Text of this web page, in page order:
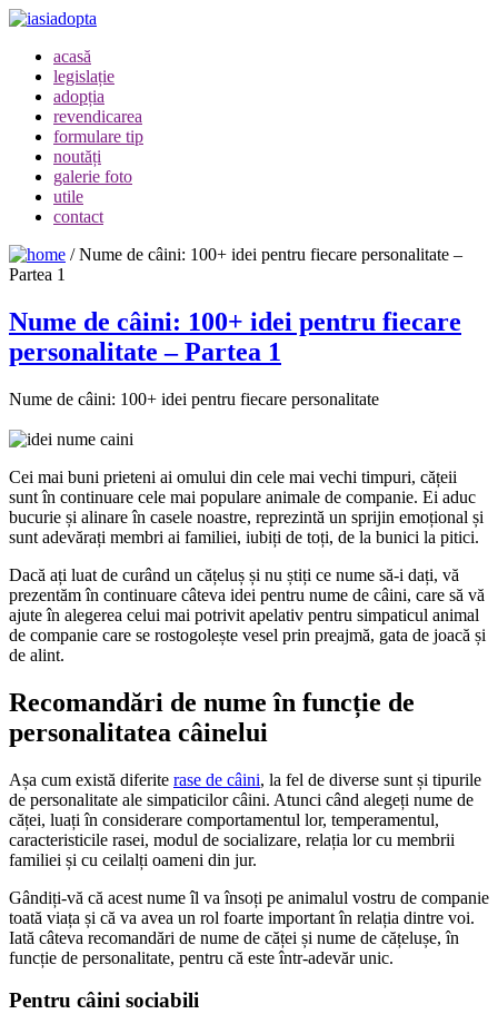
acasă
legislație
adopția
revendicarea
formulare tip
noutăți
galerie foto
utile
contact
/Nume de câini: 100+ idei pentru fiecare personalitate –
Partea 1
Nume de câini: 100+ idei pentru fiecare
personalitate – Partea 1
Nume de câini: 100+ idei pentru fiecare personalitate
Cei mai buni prieteni ai omului din cele mai vechi timpuri, cățeii
sunt în continuare cele mai populare animale de companie. Ei aduc
bucurie și alinare în casele noastre, reprezintă un sprijin emoțional și
sunt adevărați membri ai familiei, iubiți de toți, de la bunici la pitici.
Dacă ați luat de curând un cățeluș și nu știți ce nume să-i dați, vă
prezentăm în continuare câteva idei pentru nume de câini, care să vă
ajute în alegerea celui mai potrivit apelativ pentru simpaticul animal
de companie care se rostogolește vesel prin preajmă, gata de joacă și
de alint.
Recomandări de nume în funcție de
personalitatea câinelui
Așa cum există diferite rase de câini, la fel de diverse sunt și tipurile
de personalitate ale simpaticilor câini. Atunci când alegeți nume de
căței, luați în considerare comportamentul lor, temperamentul,
caracteristicile rasei, modul de socializare, relația lor cu membrii
familiei și cu ceilalți oameni din jur.
Gândiți-vă că acest nume îl va însoți pe animalul vostru de companie
toată viața și că va avea un rol foarte important în relația dintre voi.
Iată câteva recomandări de nume de căței și nume de cățelușe, în
funcție de personalitate, pentru că este într-adevăr unic.
Pentru câini sociabili